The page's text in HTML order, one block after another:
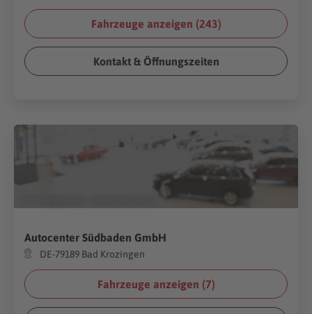
Fahrzeuge anzeigen (243)
Kontakt & Öffnungszeiten
Autocenter Südbaden GmbH
DE-79189 Bad Krozingen
Fahrzeuge anzeigen (7)